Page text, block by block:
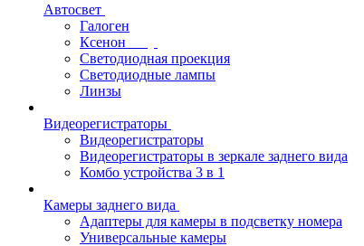
Автосвет
Галоген
Ксенон
Светодиодная проекция
Светодиодные лампы
Линзы
Видеорегистраторы
Видеорегистраторы
Видеорегистраторы в зеркале заднего вида
Комбо устройства 3 в 1
Камеры заднего вида
Адаптеры для камеры в подсветку номера
Универсальные камеры